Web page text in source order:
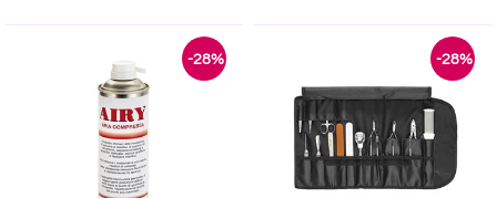
-28% -28%